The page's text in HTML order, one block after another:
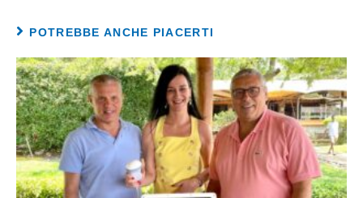
POTREBBE ANCHE PIACERTI